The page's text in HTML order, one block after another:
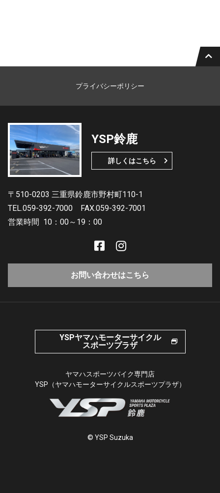
プライバシーポリシー
YSP鈴鹿
詳しくはこちら
〒510-0203 三重県鈴鹿市野村町110-1
TEL.059-392-7000
FAX.059-392-7001
営業時間 10：00～19：00
お問い合わせはこちら
YSPヤマハモーターサイクル
スポーツプラザ
ヤマハスポーツバイク専門店
YSP（ヤマハモーターサイクルスポーツプラザ）
© YSP Suzuka